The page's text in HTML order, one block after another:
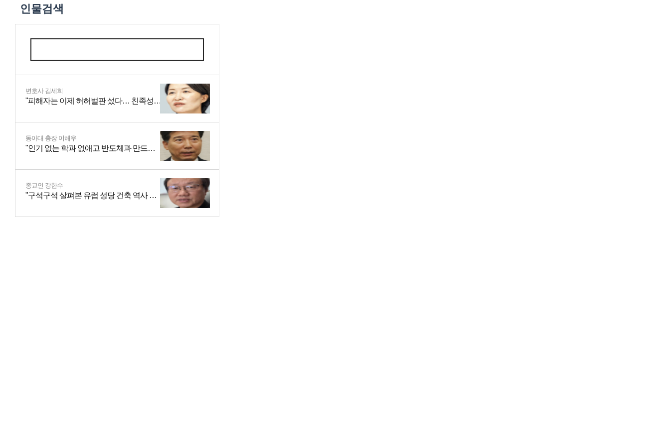
인물검색
변호사 김세희
"피해자는 이제 허허벌판 섰다… 친족성폭력·스토킹…"
동아대 총장 이해우
"인기 없는 학과 없애고 반도체과 만드니, 학생들 늘더라"
종교인 강한수
"구석구석 살펴본 유럽 성당 건축 역사 정리했죠"